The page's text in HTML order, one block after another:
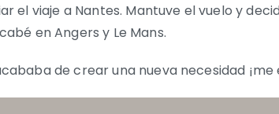
viaje a Nantes. Mantuve el vuelo y
en Angers y Le Mans.
de crear una nueva necesidad